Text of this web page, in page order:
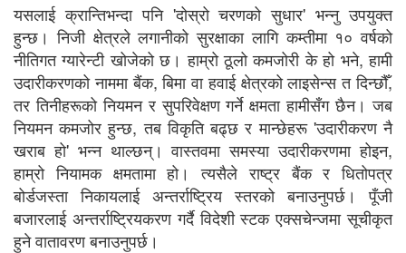
यसलाई क्रान्तिभन्दा पनि 'दोस्रो चरणको सुधार' भन्नु उपयुक्त
हुन्छ। निजी क्षेत्रले लगानीको सुरक्षाका लागि कम्तीमा १० वर्षको
नीतिगत ग्यारेन्टी खोजेको छ। हाम्रो ठूलो कमजोरी के हो भने, हामी
उदारीकरणको नाममा बैंक, बिमा वा हवाई क्षेत्रको लाइसेन्स त दिन्छौँ,
तर तिनीहरूको नियमन र सुपरिवेक्षण गर्ने क्षमता हामीसँग छैन। जब
नियमन कमजोर हुन्छ, तब विकृति बढ्छ र मान्छेहरू 'उदारीकरण नै
खराब हो' भन्न थाल्छन्। वास्तवमा समस्या उदारीकरणमा होइन,
हाम्रो नियामक क्षमतामा हो। त्यसैले राष्ट्र बैंक र धितोपत्र
बोर्डजस्ता निकायलाई अन्तर्राष्ट्रिय स्तरको बनाउनुपर्छ। पूँजी
बजारलाई अन्तर्राष्ट्रियकरण गर्दै विदेशी स्टक एक्सचेन्जमा सूचीकृत
हुने वातावरण बनाउनुपर्छ।